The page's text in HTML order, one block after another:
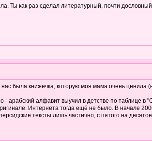
Ты как раз сделал литературный, почти
была книжечка, которую моя мама очень ценила
- арабский алфавит выучил в детстве по таблице в
Интернета тогда ещё не было. В начале
тексты лишь частично, с пятого на